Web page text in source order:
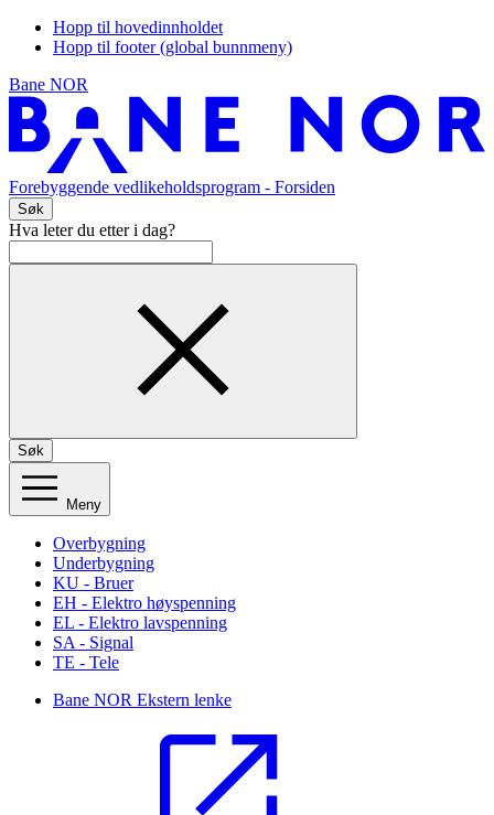
Hopp til hovedinnholdet
Hopp til footer (global bunnmeny)
Bane NOR
Forebyggende vedlikeholdsprogram - Forsiden
Søk
Hva leter du etter i dag?
Søk
Meny
Overbygning
Underbygning
KU - Bruer
EH - Elektro høyspenning
EL - Elektro lavspenning
SA - Signal
TE - Tele
Bane NOR Ekstern lenke